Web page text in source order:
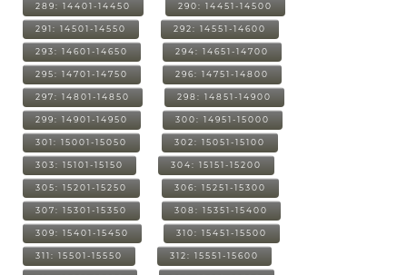
289: 14401-14450 290: 14451-14500
291: 14501-14550 292: 14551-14600
293: 14601-14650 294: 14651-14700
295: 14701-14750 296: 14751-14800
297: 14801-14850 298: 14851-14900
299: 14901-14950 300: 14951-15000
301: 15001-15050 302: 15051-15100
303: 15101-15150 304: 15151-15200
305: 15201-15250 306: 15251-15300
307: 15301-15350 308: 15351-15400
309: 15401-15450 310: 15451-15500
311: 15501-15550 312: 15551-15600